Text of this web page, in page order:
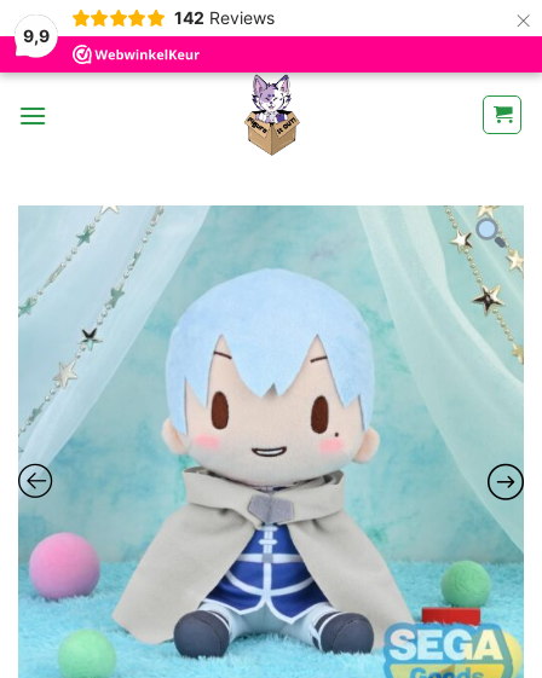
9,9
142 Reviews ×
Ga
naar